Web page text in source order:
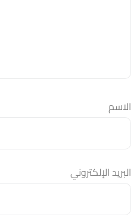
الاسم
البريد الإلكتروني